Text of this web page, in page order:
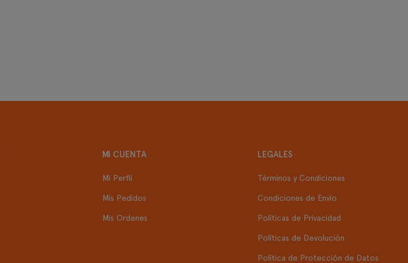
MI CUENTA
Mi Perfil
Mis Pedidos
Mis Ordenes
LEGALES
Términos y Condiciones
Condiciones de Envío
Políticas de Privacidad
Políticas de Devolución
Política de Protección de Datos